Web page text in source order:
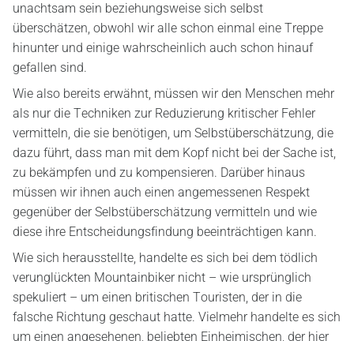
unachtsam sein beziehungsweise sich selbst
überschätzen, obwohl wir alle schon einmal eine Treppe
hinunter und einige wahrscheinlich auch schon hinauf
gefallen sind.
Wie also bereits erwähnt, müssen wir den Menschen mehr
als nur die Techniken zur Reduzierung kritischer Fehler
vermitteln, die sie benötigen, um Selbstüberschätzung, die
dazu führt, dass man mit dem Kopf nicht bei der Sache ist,
zu bekämpfen und zu kompensieren. Darüber hinaus
müssen wir ihnen auch einen angemessenen Respekt
gegenüber der Selbstüberschätzung vermitteln und wie
diese ihre Entscheidungsfindung beeinträchtigen kann.
Wie sich herausstellte, handelte es sich bei dem tödlich
verunglückten Mountainbiker nicht – wie ursprünglich
spekuliert – um einen britischen Touristen, der in die
falsche Richtung geschaut hatte. Vielmehr handelte es sich
um einen angesehenen, beliebten Einheimischen, der hier